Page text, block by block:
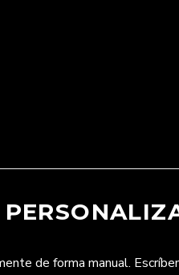
de forma manual.